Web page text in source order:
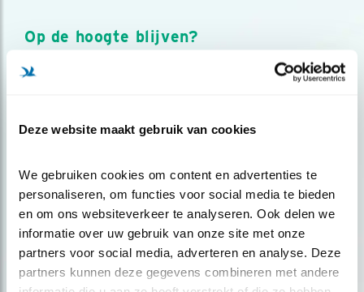
Deze website maakt gebruik van cookies
We gebruiken cookies om content en advertenties te
personaliseren, om functies voor social media te bieden
en om ons websiteverkeer te analyseren. Ook delen we
informatie over uw gebruik van onze site met onze
partners voor social media, adverteren en analyse. Deze
partners kunnen deze gegevens combineren met andere
Op de hoogte blijven?
Meld je aan en ontvang nieuws, inspiratie, acties en tips
over vogels en activiteiten van Vogelbescherming.